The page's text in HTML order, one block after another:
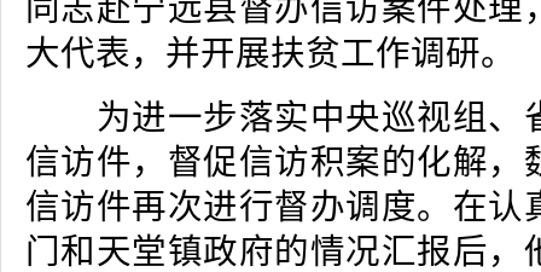
同志赴宁远县督办信访案件处理
大代表，并开展扶贫工作调研。
为进一步落实中央巡视组、
信访件，督促信访积案的化解，
信访件再次进行督办调度。在认
门和天堂镇政府的情况汇报后，